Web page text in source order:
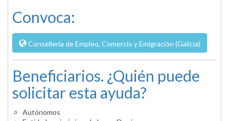
Convoca:
Consellería de Empleo, Comercio y Emigración (Galicia)
Beneficiarios. ¿Quién puede
solicitar esta ayuda?
Autónomos